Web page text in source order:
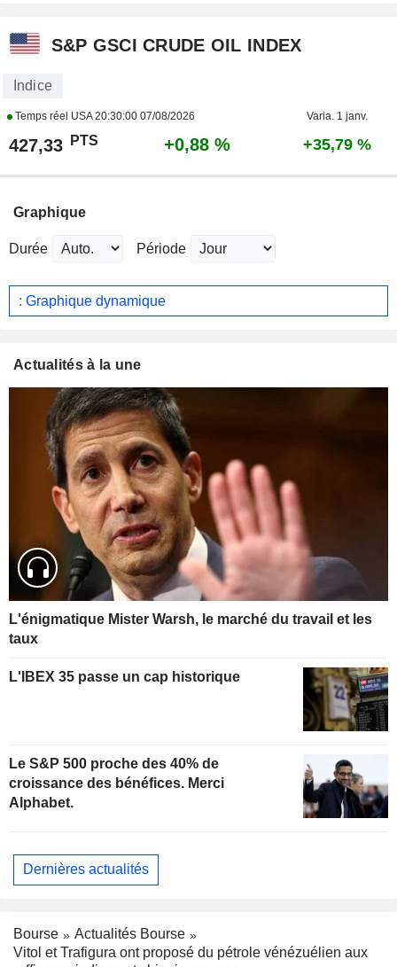
S&P GSCI CRUDE OIL INDEX
Indice
Temps réel USA20:30:00 07/08/2026 Varia. 1 janv.
427,33 PTS +0,88 % +35,79 %
Graphique
Durée Période
: Graphique dynamique
Actualités à la une
L'énigmatique Mister Warsh, le marché du travail et les
taux
L'IBEX 35 passe un cap historique
Le S&P 500 proche des 40% de
croissance des bénéfices. Merci
Alphabet.
Dernières actualités
Bourse
Actualités Bourse
Vitol et Trafigura ont proposé du pétrole vénézuélien aux